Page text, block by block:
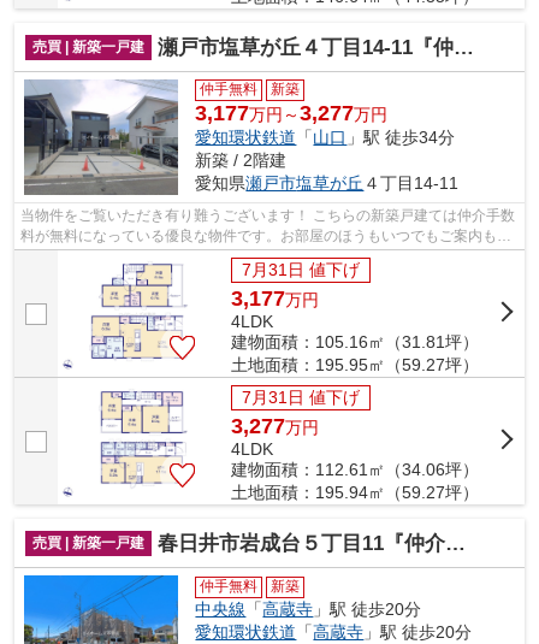
売買 | 新築一戸建 瀬戸市塩草が丘４丁目14-11『仲介料無料』新築戸建て
仲手無料 新築
3,177万円～3,277万円
愛知環状鉄道 「山口 」駅 徒歩34分
新築 / 2階建
愛知県瀬戸市塩草が丘 ４丁目14-11
当物件をご覧いただき有り難うございます！ こちらの新築戸建ては仲介手数
料が無料になっている優良な物件です。お部屋のほうもいつでもご案内もさ
せて頂きますのでお気軽にお問合せ下...
7月31日 値下げ
3,177万円
4LDK
建物面積：105.16㎡（31.81坪）
土地面積：195.95㎡（59.27坪）
7月31日 値下げ
3,277万円
4LDK
建物面積：112.61㎡（34.06坪）
土地面積：195.94㎡（59.27坪）
売買 | 新築一戸建 春日井市岩成台５丁目11『仲介料無料』新築戸建て
仲手無料 新築
中央線 「高蔵寺 」駅 徒歩20分
愛知環状鉄道 「高蔵寺 」駅 徒歩20分